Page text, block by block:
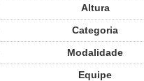
Altura
Categoria
Modalidade
Equipe